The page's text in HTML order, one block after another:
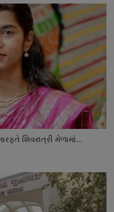
શિવરાત્રી મેળામાં...